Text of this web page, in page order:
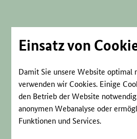
Einsatz von
Damit Sie unsere Website optimal
verwenden wir Cookies. Einige
den Betrieb der Website
anonymen Webanalyse oder
Funktionen und Services.